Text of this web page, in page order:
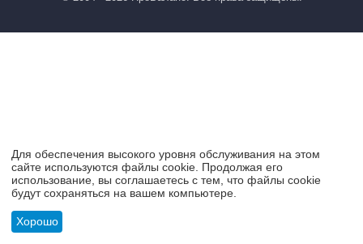
Для обеспечения высокого уровня обслуживания на этом
сайте используются файлы cookie. Продолжая его
использование, вы соглашаетесь с тем, что файлы cookie
будут сохраняться на вашем компьютере.
Хорошо